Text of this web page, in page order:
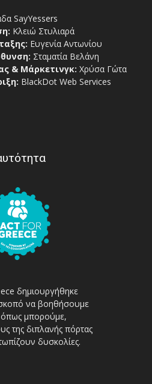
SayYessers
Κλειώ Στυλιαρά
Ευγενία Αντωνίου
Σταματία Βελάνη
& Μάρκετινγκ: Χρύσα Γώτα
BlackDot Web Services
δημιουργήθηκε
να βοηθήσουμε
μπορούμε,
της διπλανής πόρτας
δυσκολίες.